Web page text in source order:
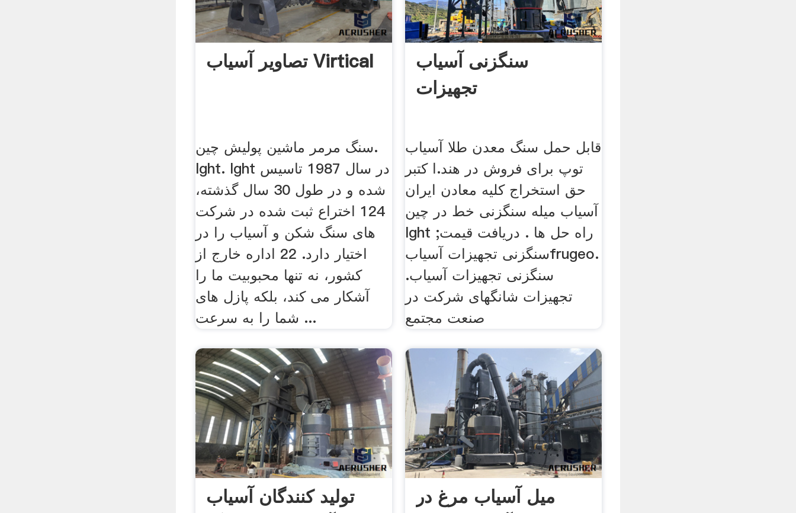
تصاویر آسیاب Virtical
سنگ مرمر ماشین پولیش چین.
lght. lght در سال 1987 تاسیس
شده و در طول 30 سال گذشته،
124 اختراع ثبت شده در شركت
های سنگ شكن و آسیاب را در
اختیار دارد. 22 اداره خارج از
کشور، نه تنها محبوبیت ما را
آشکار می کند، بلکه پازل های
شما را به سرعت ...
سنگزنی آسیاب
تجهیزات
قابل حمل سنگ معدن طلا آسیاب
توپ برای فروش در هند.ا کتبر
حق استخراج کلیه معادن ایران
آسیاب میله سنگزنی خط در چین
lght راه حل ها . دریافت قیمت;
سنگزنی تجهیزات آسیابfrugeo.
سنگزنی تجهیزات آسیاب.
تجهیزات شانگهای شرکت در
صنعت مجتمع
تولید کنندگان آسیاب
میل آسیاب مرغ در